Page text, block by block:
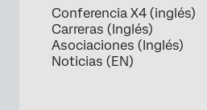
Conferencia X4 (inglés)
Carreras (Inglés)
Asociaciones (Inglés)
Noticias (EN)